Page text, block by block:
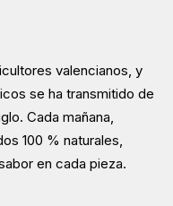
valencianos, y
se ha transmitido de
Cada mañana,
100 % naturales,
en cada pieza.